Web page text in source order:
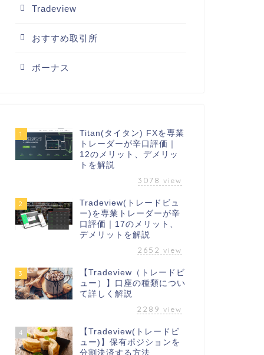
Tradeview
おすすめ取引所
ボーナス
1
Titan(タイタン) FXを専業
トレーダーが辛口評価｜
12のメリット、デメリッ
トを解説
3078 view
2
Tradeview(トレードビュ
ー)を専業トレーダーが辛
口評価｜17のメリット、
デメリットを解説
2652 view
3
【Tradeview（トレードビ
ュー）】口座の種類につい
て詳しく解説
2289 view
4
【Tradeview(トレードビ
ュー)】保有ポジションを
分割決済する方法